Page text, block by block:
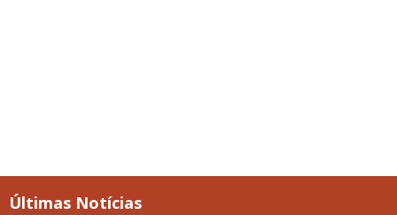
Últimas Notícias